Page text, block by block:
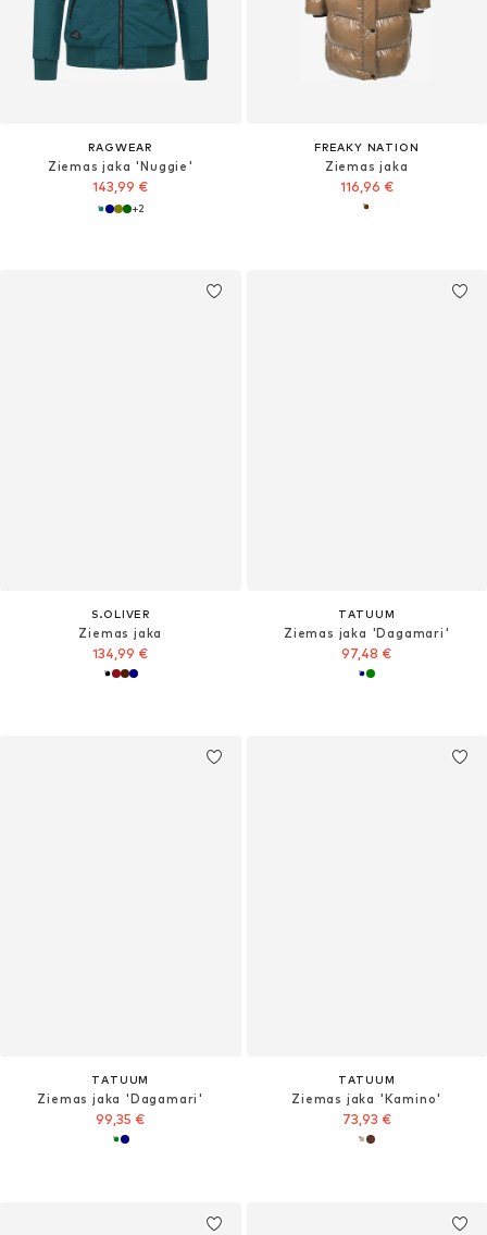
RAGWEAR
Ziemas jaka 'Nuggie'
143,99 €
+2
FREAKY NATION
Ziemas jaka
116,96 €
S.OLIVER
Ziemas jaka
134,99 €
TATUUM
Ziemas jaka 'Dagamari'
97,48 €
TATUUM
Ziemas jaka 'Dagamari'
99,35 €
TATUUM
Ziemas jaka 'Kamino'
73,93 €